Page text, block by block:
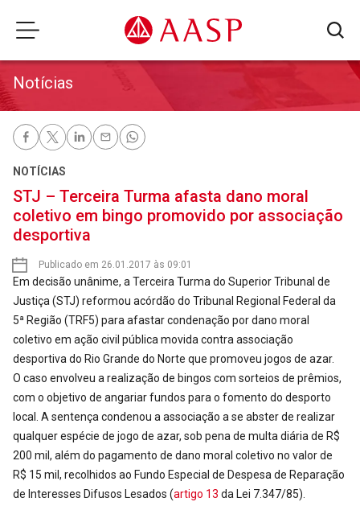
Notícias
NOTÍCIAS
STJ – Terceira Turma afasta dano moral
coletivo em bingo promovido por associação
desportiva
Publicado em 26.01.2017 às 09:01
Em decisão unânime, a Terceira Turma do Superior Tribunal de
Justiça (STJ) reformou acórdão do Tribunal Regional Federal da
5ª Região (TRF5) para afastar condenação por dano moral
coletivo em ação civil pública movida contra associação
desportiva do Rio Grande do Norte que promoveu jogos de azar.
O caso envolveu a realização de bingos com sorteios de prêmios,
com o objetivo de angariar fundos para o fomento do desporto
local. A sentença condenou a associação a se abster de realizar
qualquer espécie de jogo de azar, sob pena de multa diária de R$
200 mil, além do pagamento de dano moral coletivo no valor de
R$ 15 mil, recolhidos ao Fundo Especial de Despesa de Reparação
de Interesses Difusos Lesados (artigo 13 da Lei 7.347/85).